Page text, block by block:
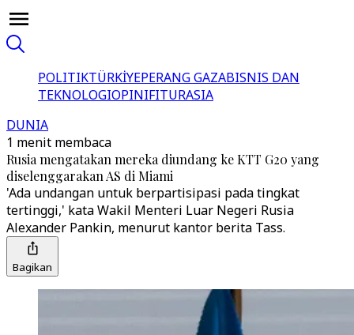
POLITIKTÜRKİYEPERANG GAZABISNIS DAN
TEKNOLOGIOPINIFITURASIA
DUNIA
1 menit membaca
Rusia mengatakan mereka diundang ke KTT G20 yang
diselenggarakan AS di Miami
'Ada undangan untuk berpartisipasi pada tingkat
tertinggi,' kata Wakil Menteri Luar Negeri Rusia
Alexander Pankin, menurut kantor berita Tass.
Bagikan